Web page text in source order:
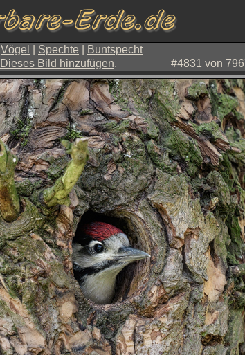
Vögel Spechte Buntspecht
Dieses Bild hinzufügen. #4831 von